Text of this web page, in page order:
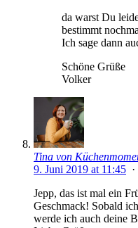
da warst Du
bestimmt
Ich sage dann
Schöne Grüße
Volker
Tina von
9. Juni 2019 at 11:45 ·
Jepp, das ist mal ein
Geschmack! Sobald
werde ich auch deine